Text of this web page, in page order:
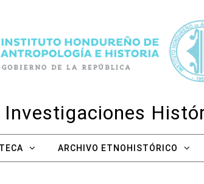
ARCHIVO ETNOHISTÓRICO